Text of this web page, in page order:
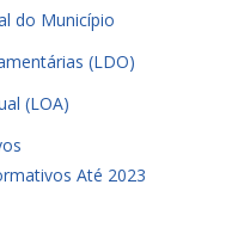
do Município
(LDO)
(LOA)
Até 2023